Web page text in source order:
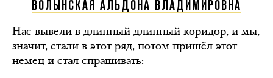
ВОЛЫНСКАЯ АЛЬДОНА ВЛАДИМИРОВНА
Нас вывели в длинный-длинный коридор, и мы,
значит, стали в этот ряд, потом пришёл этот
немец и стал спрашивать: